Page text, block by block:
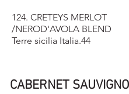
124. CRETEYS MERLOT
/NEROD'AVOLA BLEND
Terre sicilia Italia.44
CABERNET